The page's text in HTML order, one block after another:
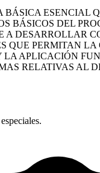
BÁSICA ESENCIAL
BÁSICOS DEL
A DESARROLLAR
QUE PERMITAN LA
LA APLICACIÓN
RELATIVAS AL